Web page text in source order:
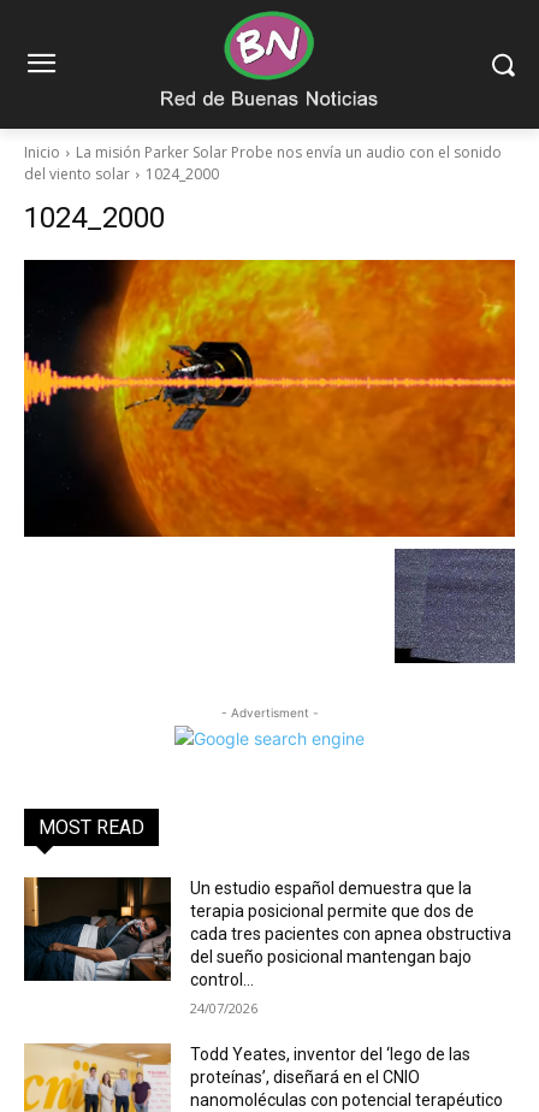
Inicio
La misión Parker Solar Probe nos envía un audio con el sonido
del viento solar
1024_2000
1024_2000
- Advertisment -
MOST READ
Un estudio español demuestra que la
terapia posicional permite que dos de
cada tres pacientes con apnea obstructiva
del sueño posicional mantengan bajo
control...
24/07/2026
Todd Yeates, inventor del ‘lego de las
proteínas’, diseñará en el CNIO
nanomoléculas con potencial terapéutico